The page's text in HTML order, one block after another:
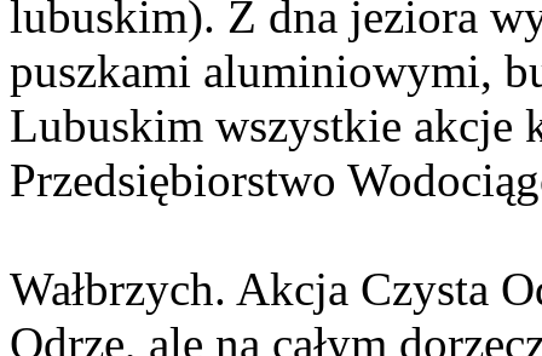
lubuskim). Z dna jeziora
puszkami aluminiowymi,
Lubuskim wszystkie akcje
Przedsiębiorstwo
Wałbrzych. Akcja Czysta
Odrze, ale na całym